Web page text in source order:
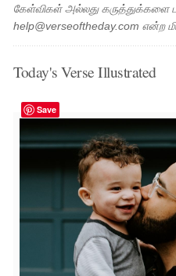
கேள்விகள் அல்லது கருத்துக்களை
help@verseoftheday.com என்ற
Today's Verse Illustrated
Save